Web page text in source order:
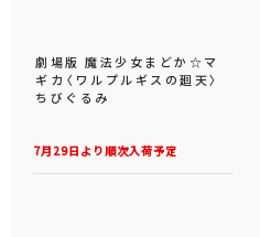
7月29日より順次入荷予定
劇場版 魔法少女まどか☆マ
ギカ〈ワルプルギスの廻天〉
ちびぐるみ